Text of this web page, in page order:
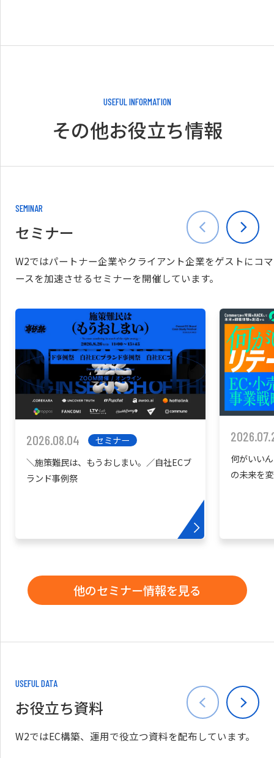
USEFUL INFORMATION
その他お役立ち情報
SEMINAR
セミナー
W2ではパートナー企業やクライアント企業をゲストにコマ
ースを加速させるセミナーを開催しています。
2026.08.04
セミナー
＼施策難民は、もうおしまい。／自社ECブ
ランド事例祭
何がいい
の未来を
他のセミナー情報を見る
USEFUL DATA
お役立ち資料
W2ではEC構築、運用で役立つ資料を配布しています。